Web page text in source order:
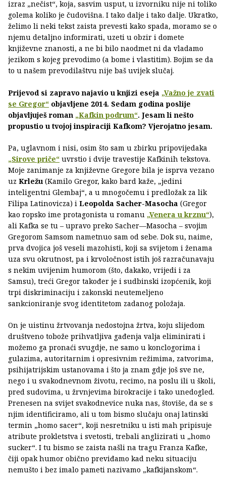
izraz „nečist“, koja, sasvim usput, u izvorniku nije ni toliko
golema koliko je čudovišna. I tako dalje i tako dalje. Ukratko,
želimo li neki tekst zaista prevesti kako spada, moramo se o
njemu detaljno informirati, uzeti u obzir i domete
književne znanosti, a ne bi bilo naodmet ni da vladamo
jezikom s kojeg prevodimo (a bome i vlastitim). Bojim se da
to u našem prevodilaštvu nije baš uvijek slučaj.
Prijevod si zapravo najavio u knjizi eseja „Važno je zvati
se Gregor“ objavljene 2014. Sedam godina poslije
objavljuješ roman „Kafkin podrum“. Jesam li nešto
propustio u tvojoj inspiraciji Kafkom? Vjerojatno jesam.
Pa, uglavnom i nisi, osim što sam u zbirku pripovijedaka
„Sirove priče“ uvrstio i dvije travestije Kafkinih tekstova.
Moje zanimanje za književne Gregore bila je isprva vezano
uz Krležu (Kamilo Gregor, kako bard kaže, „jedini
inteligentni Glembaj“, a u mnogočemu i predložak za lik
Filipa Latinovicza) i Leopolda Sacher-Masocha (Gregor
kao ropsko ime protagonista u romanu „Venera u krznu“),
ali Kafka se tu – upravo preko Sacher—Masocha – svojim
Gregorom Samsom nametnuo sam od sebe. Dok su, naime,
prva dvojica još veseli mazohisti, koji sa svijetom i ženama
uza svu okrutnost, pa i krvoločnost istih još razračunavaju
s nekim uvijenim humorom (što, dakako, vrijedi i za
Samsu), treći Gregor također je i sudbinski izopćenik, koji
trpi diskriminaciju i zakonski neutemeljeno
sankcioniranje svog identitetom zadanog položaja.
On je uistinu žrtvovanja nedostojna žrtva, koju slijedom
društveno tobože prihvatljiva gađenja valja eliminirati i
možemo ga pronaći svugdje, ne samo u konclogorima i
gulazima, autoritarnim i opresivnim režimima, zatvorima,
psihijatrijskim ustanovama i što ja znam gdje još sve ne,
nego i u svakodnevnom životu, recimo, na poslu ili u školi,
pred sudovima, u žrvnjevima birokracije i tako unedogled.
Prenesen na svijet svakodnevice nuka nas, štoviše, da se s
njim identificiramo, ali u tom bismo slučaju onaj latinski
termin „homo sacer“, koji nesretniku u isti mah pripisuje
atribute prokletstva i svetosti, trebali anglizirati u „homo
sucker“. I tu bismo se zaista našli na tragu Franza Kafke,
čiji opak humor obično previđamo kad neku situaciju
nemušto i bez imalo pameti nazivamo „kafkijanskom“.